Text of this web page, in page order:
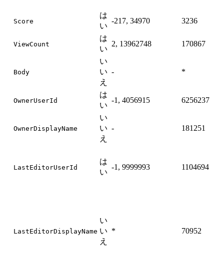
Score
は
い
-217, 34970 3236
ViewCount
は
い
2, 13962748 170867
Body
い
い
え
- *
OwnerUserId
は
い
-1, 4056915 6256237
OwnerDisplayName
い
い
え
- 181251
LastEditorUserId
は
い
-1, 9999993 1104694
LastEditorDisplayName
い
い
え
* 70952